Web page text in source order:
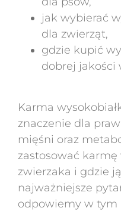
jak wybierać
dla zwierząt,
gdzie kupić
dobrej jakości
Karma
znaczenie dla
mięśni oraz
zastosować karmę
zwierzaka i gdzie
najważniejsze
odpowiemy w tym